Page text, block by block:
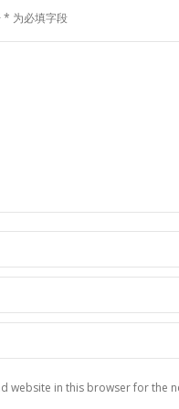
* 为必填字段
website in this browser for the